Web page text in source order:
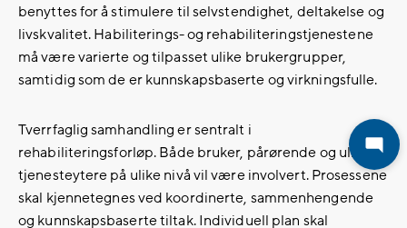
benyttes for å stimulere til selvstendighet, deltakelse og
livskvalitet. Habiliterings- og rehabiliteringstjenestene
må være varierte og tilpasset ulike brukergrupper,
samtidig som de er kunnskapsbaserte og virkningsfulle.
Tverrfaglig samhandling er sentralt i
rehabiliteringsforløp. Både bruker, pårørende og ulike
tjenesteytere på ulike nivå vil være involvert. Prosessene
skal kjennetegnes ved koordinerte, sammenhengende
og kunnskapsbaserte tiltak. Individuell plan skal